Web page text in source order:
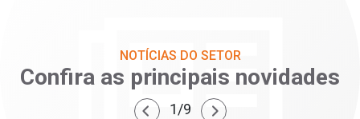
NOTÍCIAS DO SETOR
Confira as principais novidades
1/9